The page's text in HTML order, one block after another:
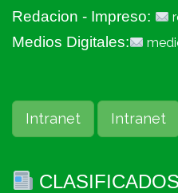
Redacion - Impreso:
Medios Digitales:
Intranet Intranet
CLASIFICADOS